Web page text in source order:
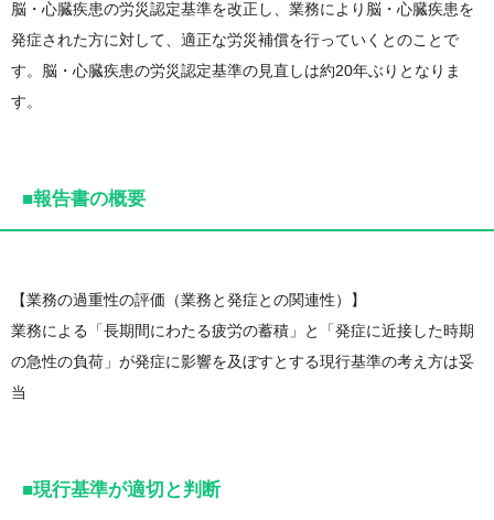
脳・心臓疾患の労災認定基準を改正し、業務により脳・心臓疾患を
発症された方に対して、適正な労災補償を行っていくとのことで
す。脳・心臓疾患の労災認定基準の見直しは約20年ぶりとなりま
す。
■報告書の概要
【業務の過重性の評価（業務と発症との関連性）】
業務による「長期間にわたる疲労の蓄積」と「発症に近接した時期
の急性の負荷」が発症に影響を及ぼすとする現行基準の考え方は妥
当
■現行基準が適切と判断